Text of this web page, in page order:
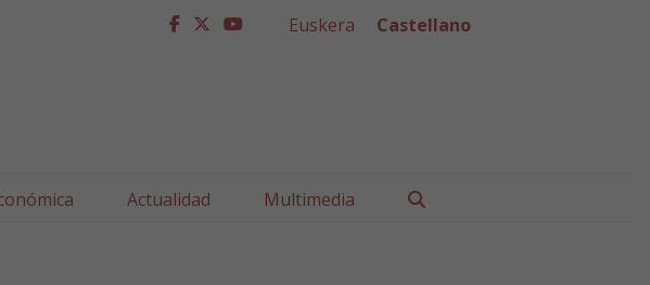
facebook
twitter
youtube
Euskera Castellano
Actualidad Multimedia